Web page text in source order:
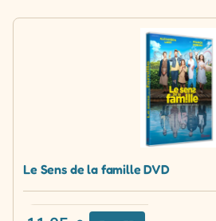
Le Sens de la famille DVD